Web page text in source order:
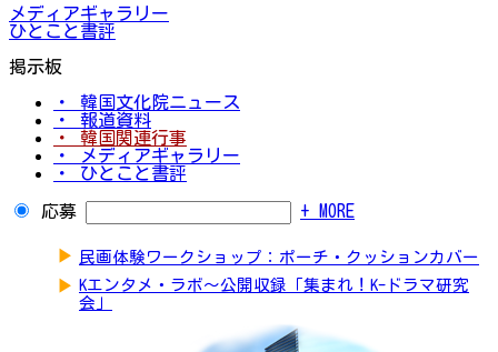
メディアギャラリー
ひとこと書評
掲示板
・ 韓国文化院ニュース
・ 報道資料
・ 韓国関連行事
・ メディアギャラリー
・ ひとこと書評
応募 + MORE
▶ 民画体験ワークショップ：ポーチ・クッションカバー
▶ Kエンタメ・ラボ～公開収録「集まれ！K-ドラマ研究
会」